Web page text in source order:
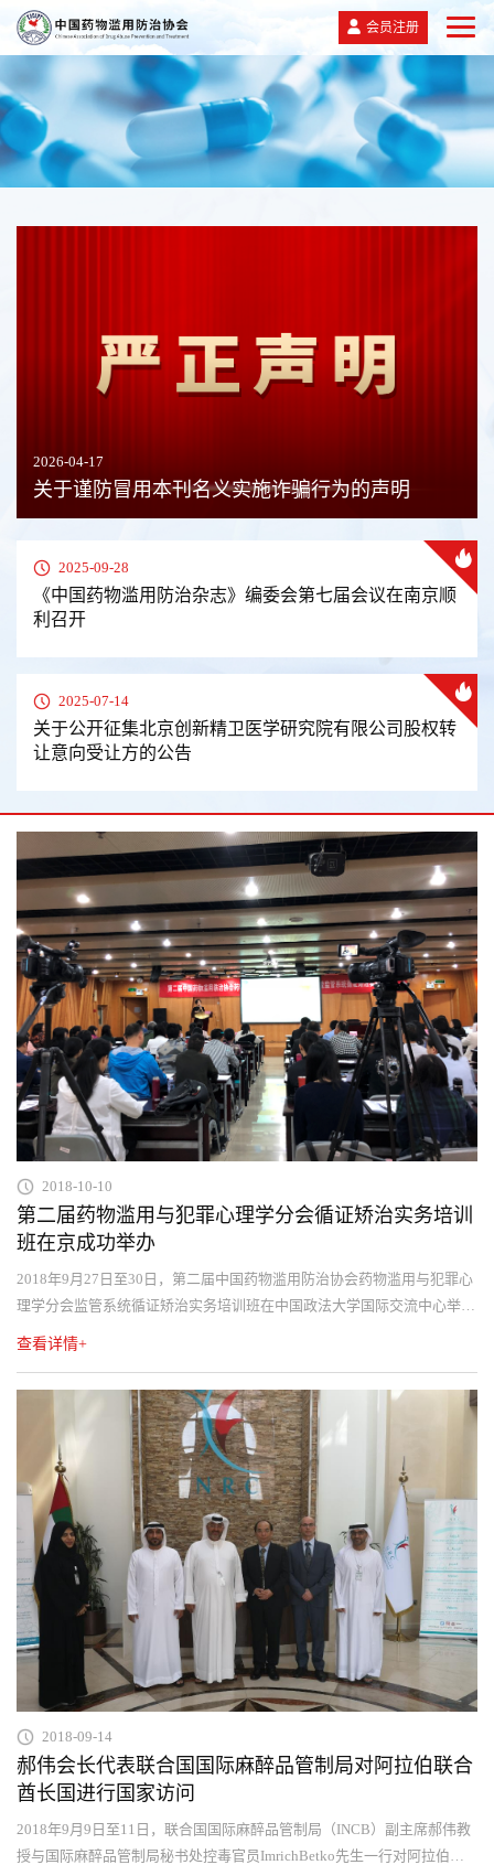
会员注册
2026-04-17
关于谨防冒用本刊名义实施诈骗行为的声明
2025-09-28
《中国药物滥用防治杂志》编委会第七届会议在南京顺
利召开
2025-07-14
关于公开征集北京创新精卫医学研究院有限公司股权转
让意向受让方的公告
2018-10-10
第二届药物滥用与犯罪心理学分会循证矫治实务培训
班在京成功举办
2018年9月27日至30日，第二届中国药物滥用防治协会药物滥用与犯罪心
理学分会监管系统循证矫治实务培训班在中国政法大学国际交流中心举
行。
查看详情+
2018-09-14
郝伟会长代表联合国国际麻醉品管制局对阿拉伯联合
酋长国进行国家访问
2018年9月9日至11日，联合国国际麻醉品管制局（INCB）副主席郝伟教
授与国际麻醉品管制局秘书处控毒官员ImrichBetko先生一行对阿拉伯联